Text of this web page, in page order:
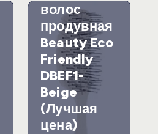
волос
продувная
Beauty Eco
Friendly
DBEF1-
Beige
(Лучшая
цена)